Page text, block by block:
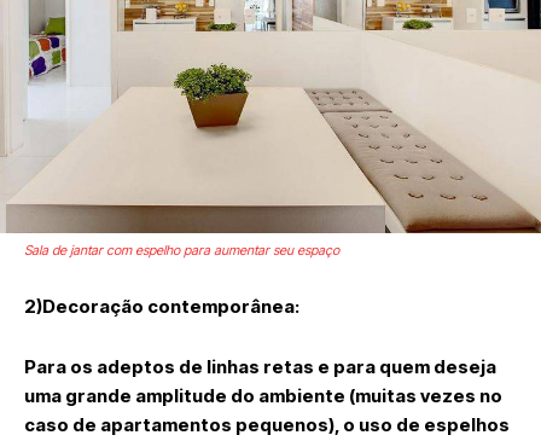
Sala de jantar com espelho para aumentar seu espaço
2)Decoração contemporânea:
Para os adeptos de linhas retas e para quem deseja
uma grande amplitude do ambiente (muitas vezes no
caso de apartamentos pequenos), o uso de espelhos